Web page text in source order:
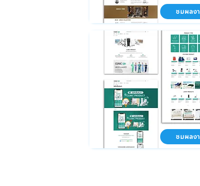
ชมผลง
ชมผลง